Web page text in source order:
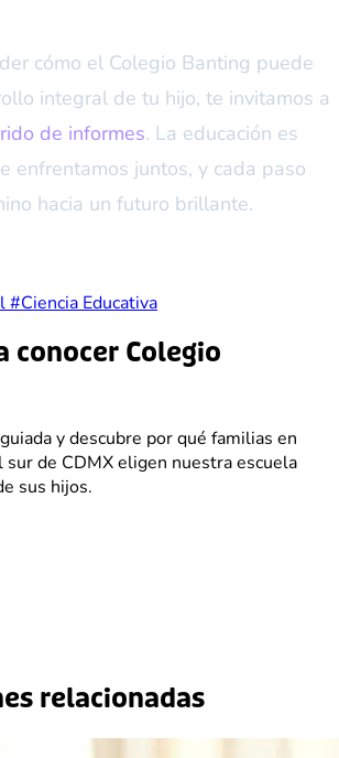
cómo el Colegio Banting puede
integral de tu hijo, te invitamos a
de informes. La educación es
enfrentamos juntos, y cada paso
hacia un futuro brillante.
#Ciencia Educativa
conocer Colegio
y descubre por qué familias en
sur de CDMX eligen nuestra escuela
sus hijos.
relacionadas